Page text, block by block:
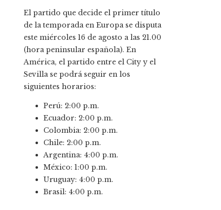
El partido que decide el primer título
de la temporada en Europa se disputa
este miércoles 16 de agosto a las 21.00
(hora peninsular española). En
América, el partido entre el City y el
Sevilla se podrá seguir en los
siguientes horarios:
Perú: 2:00 p.m.
Ecuador: 2:00 p.m.
Colombia: 2:00 p.m.
Chile: 2:00 p.m.
Argentina: 4:00 p.m.
México: 1:00 p.m.
Uruguay: 4:00 p.m.
Brasil: 4:00 p.m.